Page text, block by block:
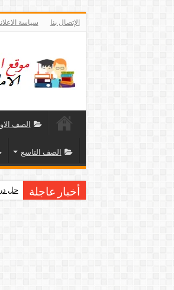
الإتصال بنا سياسة
الصف
الصف التاسع
أخبار عاجلة حل